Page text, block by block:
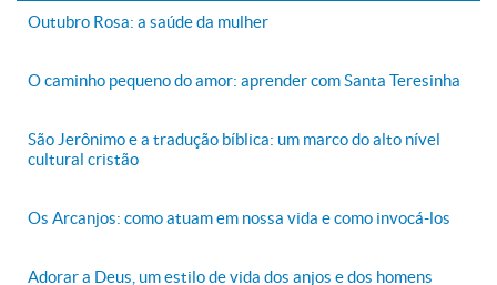
Outubro Rosa: a saúde da mulher
O caminho pequeno do amor: aprender com Santa Teresinha
São Jerônimo e a tradução bíblica: um marco do alto nível
cultural cristão
Os Arcanjos: como atuam em nossa vida e como invocá-los
Adorar a Deus, um estilo de vida dos anjos e dos homens